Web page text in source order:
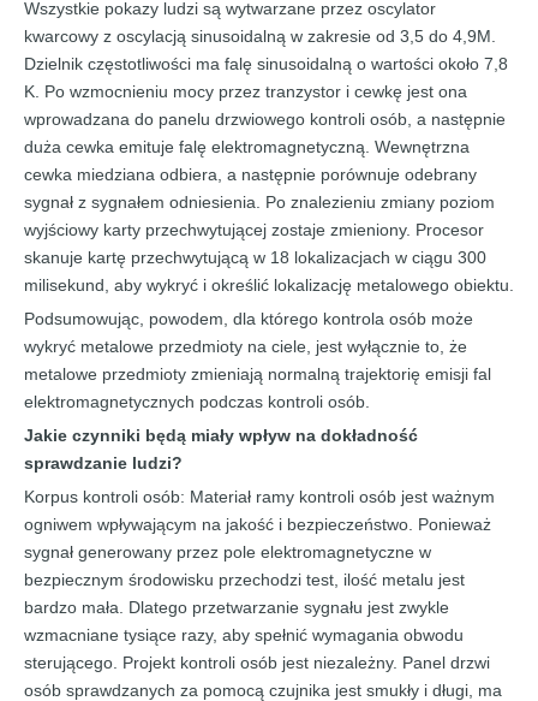
Wszystkie pokazy ludzi są wytwarzane przez oscylator
kwarcowy z oscylacją sinusoidalną w zakresie od 3,5 do 4,9M.
Dzielnik częstotliwości ma falę sinusoidalną o wartości około 7,8
K. Po wzmocnieniu mocy przez tranzystor i cewkę jest ona
wprowadzana do panelu drzwiowego kontroli osób, a następnie
duża cewka emituje falę elektromagnetyczną. Wewnętrzna
cewka miedziana odbiera, a następnie porównuje odebrany
sygnał z sygnałem odniesienia. Po znalezieniu zmiany poziom
wyjściowy karty przechwytującej zostaje zmieniony. Procesor
skanuje kartę przechwytującą w 18 lokalizacjach w ciągu 300
milisekund, aby wykryć i określić lokalizację metalowego obiektu.
Podsumowując, powodem, dla którego kontrola osób może
wykryć metalowe przedmioty na ciele, jest wyłącznie to, że
metalowe przedmioty zmieniają normalną trajektorię emisji fal
elektromagnetycznych podczas kontroli osób.
Jakie czynniki będą miały wpływ na dokładność
sprawdzanie ludzi?
Korpus kontroli osób: Materiał ramy kontroli osób jest ważnym
ogniwem wpływającym na jakość i bezpieczeństwo. Ponieważ
sygnał generowany przez pole elektromagnetyczne w
bezpiecznym środowisku przechodzi test, ilość metalu jest
bardzo mała. Dlatego przetwarzanie sygnału jest zwykle
wzmacniane tysiące razy, aby spełnić wymagania obwodu
sterującego. Projekt kontroli osób jest niezależny. Panel drzwi
osób sprawdzanych za pomocą czujnika jest smukły i długi, ma